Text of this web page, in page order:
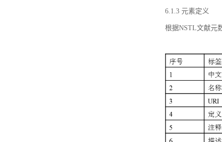
6.1.3 元素定义
根据NSTL文献元